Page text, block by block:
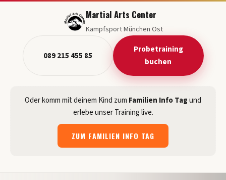
Martial Arts Center
Kampfsport München Ost
089 215 455 85
Probetraining
buchen
Oder komm mit deinem Kind zum Familien Info Tagund
erlebe unser Training live.
ZUM FAMILIEN INFO TAG